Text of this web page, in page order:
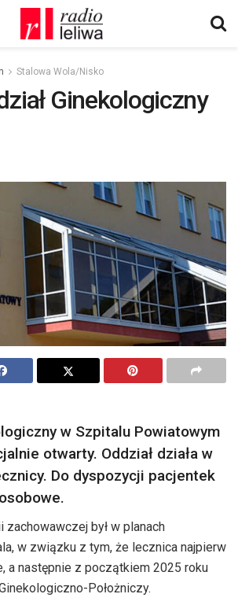
Stalowa Wola/Nisko
Ginekologiczny
w Szpitalu Powiatowym
otwarty. Oddział działa w
Do dyspozycji pacjentek
zachowawczej był w planach
w związku z tym, że lecznica najpierw
a następnie z początkiem 2025 roku
Położniczy.